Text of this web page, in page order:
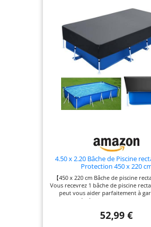
4.50 x 2.20 Bâche de Piscine
Protection 450 x 220
【450 x 220 cm Bâche de piscine
Vous recevrez 1 bâche de piscine
peut vous aider parfaitement à
propre et à réduire le temps de
météorologique premium est
52,99 €